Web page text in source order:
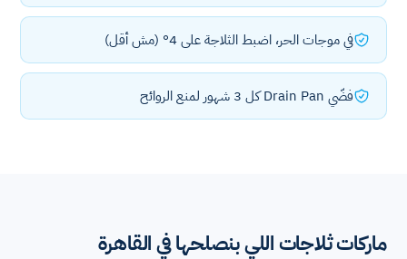
في موجات الحر، اضبط الثلاجة على 4° (مش أقل)
فضّي Drain Pan كل 3 شهور لمنع الروائح
ماركات ثلاجات اللي بنصلحها في القاهرة